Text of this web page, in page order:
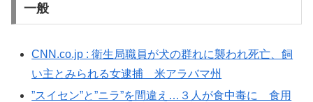
一般
CNN.co.jp : 衛生局職員が犬の群れに襲われ死亡、飼
い主とみられる女逮捕 米アラバマ州
”スイセン”と”ニラ”を間違え…３人が食中毒に 食用